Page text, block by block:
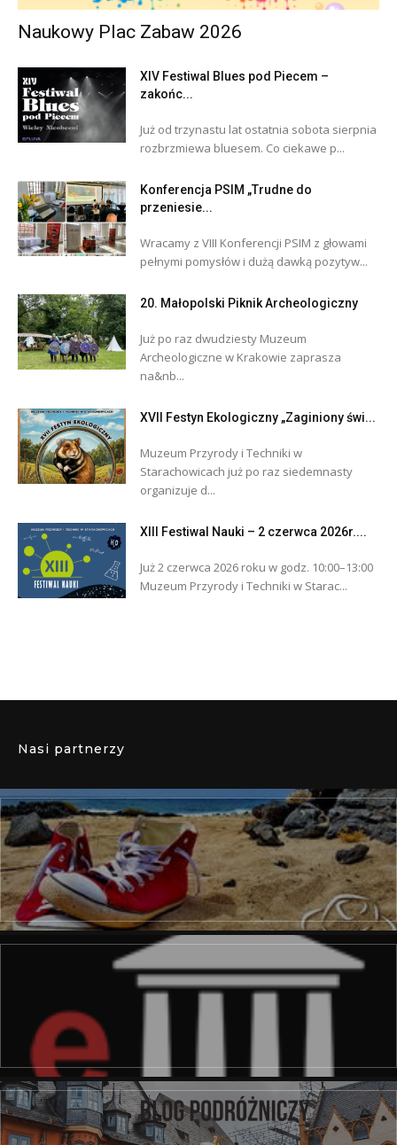
Naukowy Plac Zabaw 2026
XIV Festiwal Blues pod Piecem –
zakońc...
Już od trzynastu lat ostatnia sobota sierpnia
rozbrzmiewa bluesem. Co ciekawe p...
Konferencja PSIM „Trudne do
przeniesie...
Wracamy z VIII Konferencji PSIM z głowami
pełnymi pomysłów i dużą dawką pozytyw...
20. Małopolski Piknik Archeologiczny
Już po raz dwudziesty Muzeum
Archeologiczne w Krakowie zaprasza
na&nb...
XVII Festyn Ekologiczny „Zaginiony świ...
Muzeum Przyrody i Techniki w
Starachowicach już po raz siedemnasty
organizuje d...
XIII Festiwal Nauki – 2 czerwca 2026r....
Już 2 czerwca 2026 roku w godz. 10:00–13:00
Muzeum Przyrody i Techniki w Starac...
Nasi partnerzy